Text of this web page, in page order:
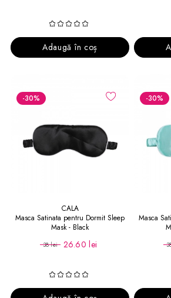
Adaugă în coș
-30%
CALA
Masca Satinata pentru Dormit Sleep
Mask - Black
38 lei 26.60 lei
-30%
Masca